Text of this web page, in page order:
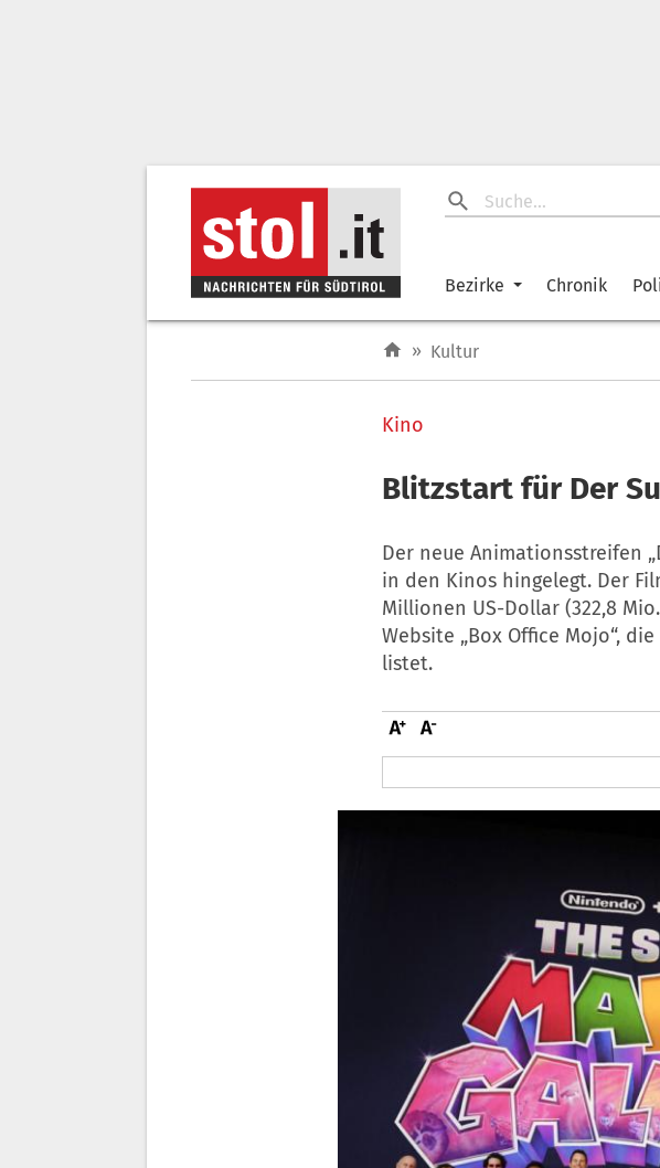
Bezirke Chronik
» Kultur
Kino
Blitzstart für Der
Der neue Animationsstreifen
in den Kinos hingelegt. Der
Millionen US-Dollar (322,8
Website „Box Office Mojo“,
listet.